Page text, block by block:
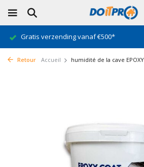
Gratis verzending vanaf €500*
Retour Accueil humidité de la cave